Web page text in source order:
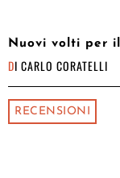
Nuovi volti per
DI CARLO CORATELLI
RECENSIONI